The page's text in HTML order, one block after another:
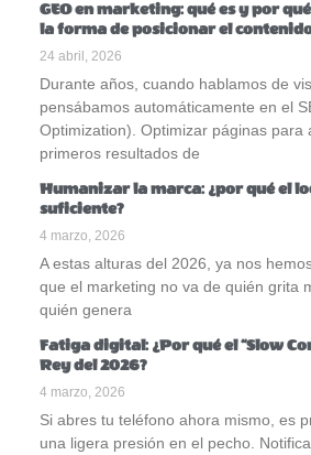
GEO en marketing: qué es y por
la forma de posicionar el
24 abril, 2026
Durante años, cuando hablamos de
pensábamos automáticamente en el
Optimization). Optimizar páginas para
primeros resultados de
Humanizar la marca: ¿por qué el
suficiente?
4 marzo, 2026
A estas alturas del 2026, ya nos
que el marketing no va de quién grita
quién genera
Fatiga digital: ¿Por qué el “Slow
Rey del 2026?
4 marzo, 2026
Si abres tu teléfono ahora mismo, es
una ligera presión en el pecho.